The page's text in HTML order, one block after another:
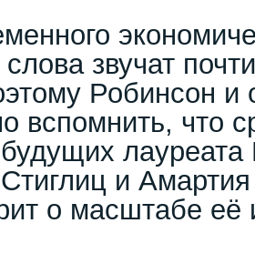
звучат
Робинсон и
вспомнить, что
и
о масштабе её